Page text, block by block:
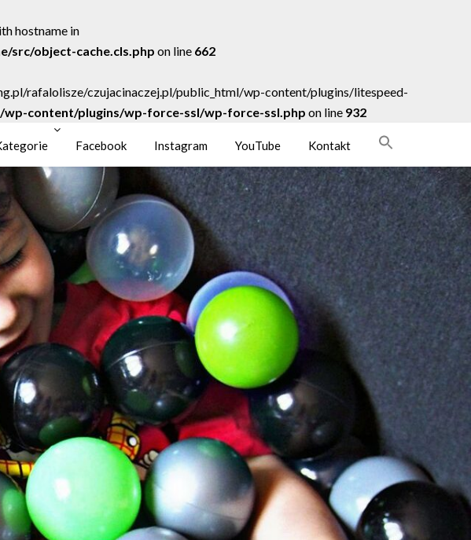
hostname in
src/object-cache.cls.php on line 662
rafalolisze/czujacinaczej.pl/public_html/wp-content/plugins/litespeed-
content/plugins/wp-force-ssl/wp-force-ssl.php on line 932
Facebook Instagram YouTube Kontakt